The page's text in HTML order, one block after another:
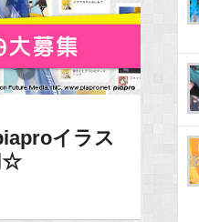
イラス
☆